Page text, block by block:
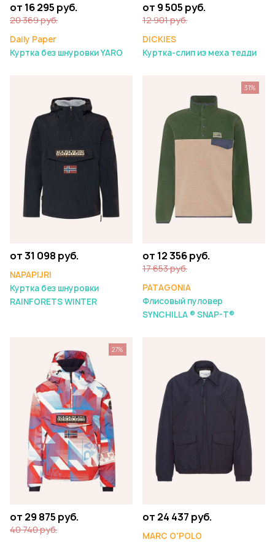
от 16 295 руб.
20 369 руб.
Daily Paper
Куртка без шнуровки YARO
от 9 505 руб.
12 901 руб.
DICKIES
Куртка-слип из меха тедди
от 31 098 руб.
NAPAPIJRI
Куртка без шнуровки
RAINFORETS WINTER
от 12 356 руб.
17 653 руб.
PATAGONIA
Флисовый пуловер
SYNCHILLA ® SNAP-T®
31%
от 29 875 руб.
40 740 руб.
27%
от 24 437 руб.
MARC O'POLO